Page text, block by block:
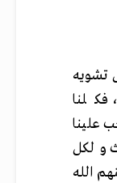
تشويه
فكلنا
علينا
ولكل
الله